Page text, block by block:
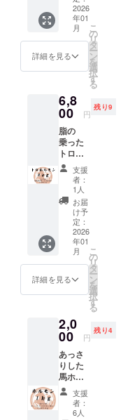
されま
す。 商
品開封
前には
必ずお
付され
たラベ
ルや注
意書き
をご確
認くだ
さい。
よって
パック
数が異
なりま
す。 ・
原材料
及び添
の食品
表示は
お届け
商品の
ラベル
に表記
されま
す。 商
品開封
前には
必ずお
届けの
リター
ンに貼
付され
たラベ
ルや注
さい。
シア 補
足 ・一
番美味
しい旬
の馬肉
をお届
けする
お手元
に届く
までお
時間を
頂きま
す。 ・
パック
ごとに
重量が
異なる
ため、
リター
ンに
よって
パック
数が異
なりま
す。 ・
原材料
加物等
の食品
表示は
お届け
商品の
ラベル
に表記
されま
す。 商
法：要
冷凍 解
凍方
法：冷
蔵庫で
約１日
お届け
ヤマト
運輸
クール
便（冷
凍） 輸
入、販
売者：
株式会
社キー
シア 補
足 ・一
番美味
しい旬
の馬肉
をお届
けする
ため、
お手元
に届く
時間を
頂きま
す。 ・
パック
ごとに
重量が
異なる
ため、
リター
馬肉を
加工し
ており
ます。
名：遊
牧馬肉
モンゴ
ル 食べ
方：生
食可 内
容量：
合計約
４ｋｇ
加工形
状：塊
肉 梱
包：冷
凍真空
パック
保存方
法：要
冷凍 解
凍方
法：冷
蔵庫で
お届け
方法：
ヤマト
運輸
クール
便（冷
凍） 輸
入、販
売者：
加工】
モンゴ
ルの契
約工場
日本の
食肉工
工経験
のある
スタッ
フが、
日本の
解体用
包丁を
使い加
工して
おりま
す。 日
本の加
工水準
を守り
馬肉を
ており
ます。
名：遊
牧馬肉
産地：
モンゴ
ル 食べ
方：生
食可 内
容量：
合計約
い馬を
厳選し
て使用
ます。
モンゴ
でも最
高品質
の馬肉
をお届
け致し
ます。
【日本
クオリ
ティの
加工】
モンゴ
ルの契
約工場
にて、
日本の
場で約
10年加
スタッ
フが、
日本の
解体用
包丁を
使い加
工して
おりま
す。 日
モ）
【使用
する厳
選され
た馬】
社に輸
出する
ために
特別に
育てた
馬の中
から、
特に状
態の良
い馬を
厳選し
て使用
してい
ます。
モンゴ
肉の中
でも最
をお届
け致し
ます。
【日本
クオリ
ティの
加工】
モンゴ
ルの契
ロック
を合計
約１ｋ
ｇお届
け致し
とに
カット
して真
空パッ
クで梱
包して
おりま
す。
【部
位】 ス
用する
厳選さ
れた
馬】 モ
ンゴル
遊牧民
めに特
別に育
の中か
ら、特
に状態
の良い
馬を厳
選して
部分を
使用し
ており
ます。
カレー
などの
煮込み
どに相
性抜群
です。
赤身の
部位で
脂身が
少ない
ことも
特徴の
一つで
す。 ス
ネのブ
ロック
を合計
約４ｋ
ｇお届
け致し
数キロ
ごとに
カット
して真
空パッ
クで梱
包して
おりま
す。
2026
年01
月
詳細を見る
こ
の
リ
タ
ー
ン
を
選
択
す
る
6,8
00 円
残り9
脂の
乗った
トロホ
ルモン
セット
トロホ
ルモ
ン：約
４ｋｇ
馬の大
腸を使
用して
おりま
す。 う
まみ成
分が強
むと濃
厚でう
まみの
ある脂
があふ
れ出し
ます。
加熱す
ると脂
支援
者：
1人
お届
け予
定：
2026
年01
月
詳細を見る
こ
の
リ
タ
ー
ン
を
選
択
す
る
2,0
00 円
残り4
あっさ
りした
馬ホル
モン
セット
ホルモ
支援
者：
6人